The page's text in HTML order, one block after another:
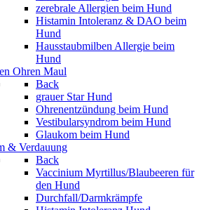
zerebrale Allergien beim Hund
Histamin Intoleranz & DAO beim
Hund
Hausstaubmilben Allergie beim
Hund
Ohren Maul
Back
grauer Star Hund
Ohrenentzündung beim Hund
Vestibularsyndrom beim Hund
Glaukom beim Hund
& Verdauung
Back
Vaccinium Myrtillus/Blaubeeren für
den Hund
Durchfall/Darmkrämpfe